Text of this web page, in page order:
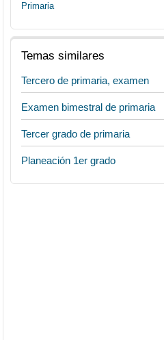
Primaria
Temas similares
Tercero de primaria, examen
Examen bimestral de primaria
Tercer grado de primaria
Planeación 1er grado